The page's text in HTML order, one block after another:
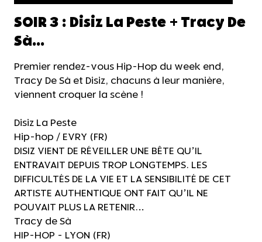
SOIR 3 : Disiz La Peste + Tracy De
Sà...
Premier rendez-vous Hip-Hop du week end,
Tracy De Sà et Disiz, chacuns à leur manière,
viennent croquer la scène !
Disiz La Peste
Hip-hop / EVRY (FR)
DISIZ VIENT DE RÉVEILLER UNE BÊTE QU’IL
ENTRAVAIT DEPUIS TROP LONGTEMPS. LES
DIFFICULTÉS DE LA VIE ET LA SENSIBILITÉ DE CET
ARTISTE AUTHENTIQUE ONT FAIT QU’IL NE
POUVAIT PLUS LA RETENIR…
Tracy de Sà
HIP-HOP - LYON (FR)